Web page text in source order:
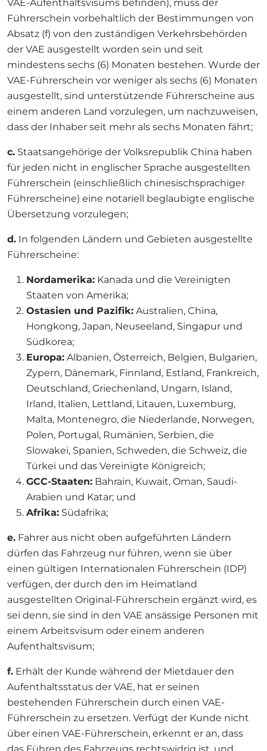
VAE-Aufenthaltsvisums befinden), muss der
Führerschein vorbehaltlich der Bestimmungen von
Absatz (f) von den zuständigen Verkehrsbehörden
der VAE ausgestellt worden sein und seit
mindestens sechs (6) Monaten bestehen. Wurde der
VAE-Führerschein vor weniger als sechs (6) Monaten
ausgestellt, sind unterstützende Führerscheine aus
einem anderen Land vorzulegen, um nachzuweisen,
dass der Inhaber seit mehr als sechs Monaten fährt;
c. Staatsangehörige der Volksrepublik China haben
für jeden nicht in englischer Sprache ausgestellten
Führerschein (einschließlich chinesischsprachiger
Führerscheine) eine notariell beglaubigte englische
Übersetzung vorzulegen;
d. In folgenden Ländern und Gebieten ausgestellte
Führerscheine:
Nordamerika: Kanada und die Vereinigten
Staaten von Amerika;
Ostasien und Pazifik: Australien, China,
Hongkong, Japan, Neuseeland, Singapur und
Südkorea;
Europa: Albanien, Österreich, Belgien, Bulgarien,
Zypern, Dänemark, Finnland, Estland, Frankreich,
Deutschland, Griechenland, Ungarn, Island,
Irland, Italien, Lettland, Litauen, Luxemburg,
Malta, Montenegro, die Niederlande, Norwegen,
Polen, Portugal, Rumänien, Serbien, die
Slowakei, Spanien, Schweden, die Schweiz, die
Türkei und das Vereinigte Königreich;
GCC-Staaten: Bahrain, Kuwait, Oman, Saudi-
Arabien und Katar; und
Afrika: Südafrika;
e. Fahrer aus nicht oben aufgeführten Ländern
dürfen das Fahrzeug nur führen, wenn sie über
einen gültigen Internationalen Führerschein (IDP)
verfügen, der durch den im Heimatland
ausgestellten Original-Führerschein ergänzt wird, es
sei denn, sie sind in den VAE ansässige Personen mit
einem Arbeitsvisum oder einem anderen
Aufenthaltsvisum;
f. Erhält der Kunde während der Mietdauer den
Aufenthaltsstatus der VAE, hat er seinen
bestehenden Führerschein durch einen VAE-
Führerschein zu ersetzen. Verfügt der Kunde nicht
über einen VAE-Führerschein, erkennt er an, dass